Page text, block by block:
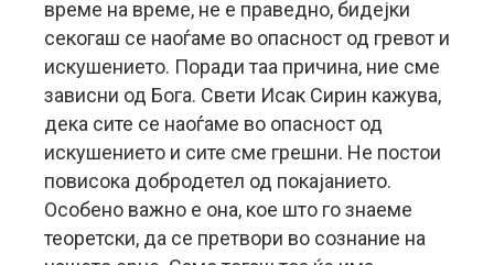
време на време, не е праведно, бидејки
секогаш се наоѓаме во опасност од гревот и
искушението. Поради таа причина, ние сме
зависни од Бога. Свети Исак Сирин кажува,
дека сите се наоѓаме во опасност од
искушението и сите сме грешни. Не постои
повисока добродетел од покајанието.
Особено важно е она, кое што го знаеме
теоретски, да се претвори во сознание на